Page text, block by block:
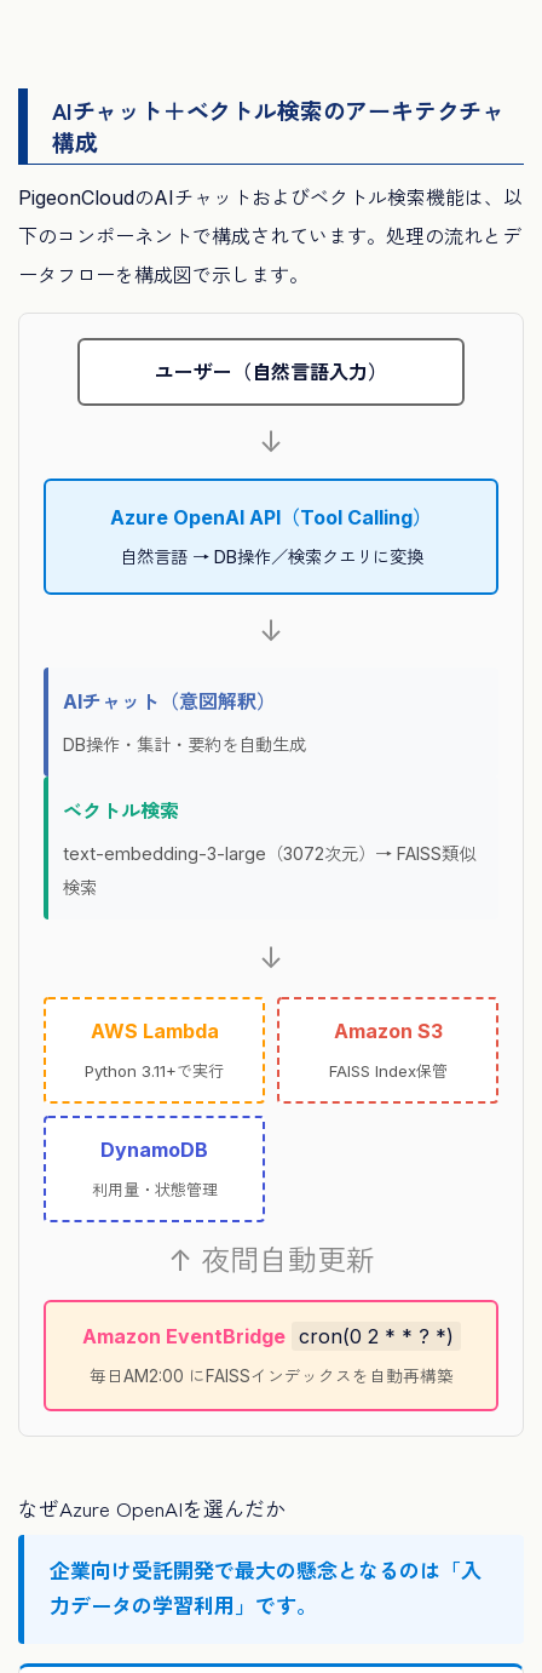
AIチャット＋ベクトル検索のアーキテクチャ
構成
PigeonCloudのAIチャットおよびベクトル検索機能は、以
下のコンポーネントで構成されています。処理の流れとデ
ータフローを構成図で示します。
ユーザー（自然言語入力）
↓
Azure OpenAI API（Tool Calling）
自然言語 → DB操作／検索クエリに変換
↓
AIチャット（意図解釈）
DB操作・集計・要約を自動生成
ベクトル検索
text-embedding-3-large（3072次元）→ FAISS類似
検索
↓
AWS Lambda
Python 3.11+で実行
Amazon S3
FAISS Index保管
DynamoDB
利用量・状態管理
↑ 夜間自動更新
Amazon EventBridge cron(0 2 * * ? *)
毎日AM2:00 にFAISSインデックスを自動再構築
なぜAzure OpenAIを選んだか
企業向け受託開発で最大の懸念となるのは「入
力データの学習利用」です。